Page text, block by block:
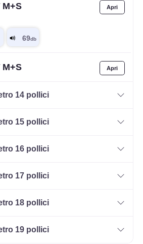
M+S
M+S
14 pollici
15 pollici
16 pollici
17 pollici
18 pollici
19 pollici